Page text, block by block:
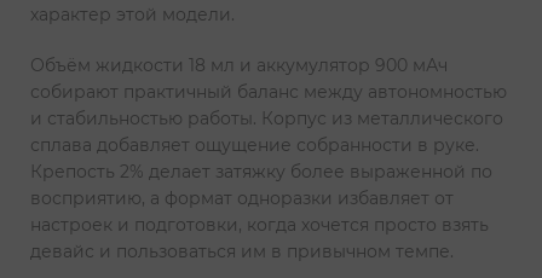
характер этой модели.
Объём жидкости 18 мл и аккумулятор 900 мАч
собирают практичный баланс между автономностью
и стабильностью работы. Корпус из металлического
сплава добавляет ощущение собранности в руке.
Крепость 2% делает затяжку более выраженной по
восприятию, а формат одноразки избавляет от
настроек и подготовки, когда хочется просто взять
девайс и пользоваться им в привычном темпе.